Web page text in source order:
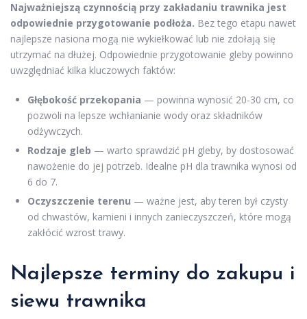
Najważniejszą czynnością przy zakładaniu trawnika jest
odpowiednie przygotowanie podłoża. Bez tego etapu nawet
najlepsze nasiona mogą nie wykiełkować lub nie zdołają się
utrzymać na dłużej. Odpowiednie przygotowanie gleby powinno
uwzględniać kilka kluczowych faktów:
Głębokość przekopania — powinna wynosić 20-30 cm, co
pozwoli na lepsze wchłanianie wody oraz składników
odżywczych.
Rodzaje gleb — warto sprawdzić pH gleby, by dostosować
nawożenie do jej potrzeb. Idealne pH dla trawnika wynosi od
6 do 7.
Oczyszczenie terenu — ważne jest, aby teren był czysty
od chwastów, kamieni i innych zanieczyszczeń, które mogą
zakłócić wzrost trawy.
Najlepsze terminy do zakupu i
siewu trawnika